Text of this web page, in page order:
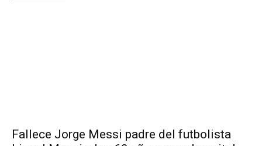
Fallece Jorge Messi padre del futbolista